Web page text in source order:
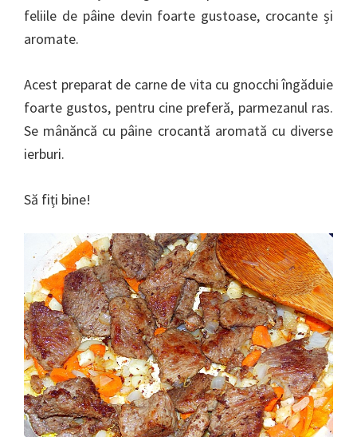
feliile de pâine devin foarte gustoase, crocante și
aromate.
Acest preparat de carne de vita cu gnocchi îngăduie
foarte gustos, pentru cine preferă, parmezanul ras.
Se mânăncă cu pâine crocantă aromată cu diverse
ierburi.
Să fiți bine!